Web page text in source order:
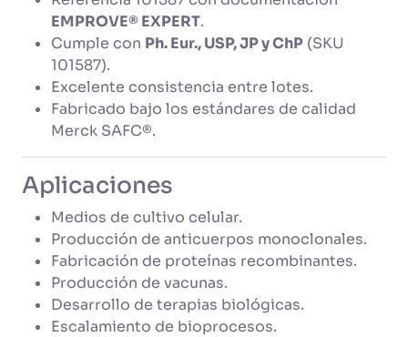
EMPROVE® EXPERT.
Cumple con Ph. Eur., USP, JP y ChP (SKU
101587).
Excelente consistencia entre lotes.
Fabricado bajo los estándares de calidad
Merck SAFC®.
Aplicaciones
Medios de cultivo celular.
Producción de anticuerpos monoclonales.
Fabricación de proteínas recombinantes.
Producción de vacunas.
Desarrollo de terapias biológicas.
Escalamiento de bioprocesos.